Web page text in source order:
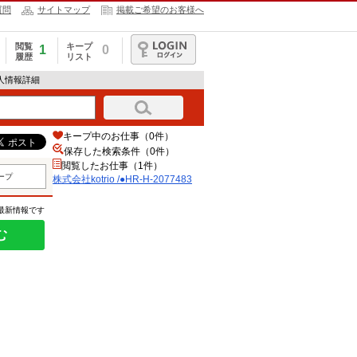
問 サイトマップ 掲載ご希望のお客様へ
閲覧
履歴
1
キープ
リスト
0
ログイン
情報詳細
プ
新情報です
キープ中のお仕事（0件）
保存した検索条件（0件）
閲覧したお仕事（1件）
株式会社kotrio /●HR-H-2077483